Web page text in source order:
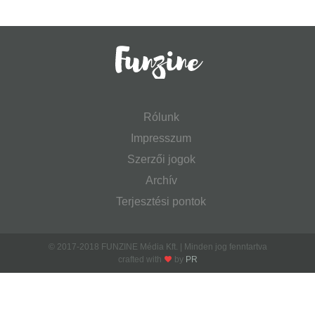
Rólunk
Impresszum
Szerzői jogok
Archív
Terjesztési pontok
© 2017-2018 FUNZINE Média Kft. | Minden jog fenntartva
crafted with
by PR